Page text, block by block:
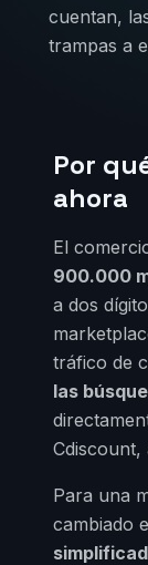
cuentan,
trampas a
Por
ahora
El
900.000
a dos
tráfico de
las
Cdiscount,
Para una
cambiado